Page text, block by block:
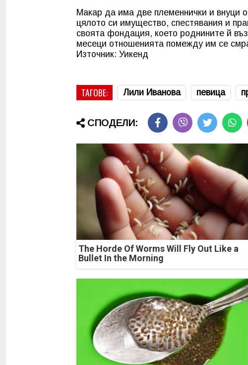
Макар да има две племеннички и внуци
цялото си имущество, спестявания и
своята фондация, което роднините й
месеци отношенията помежду им се
Източник: Уикенд
ТАГОВЕ: Лили Иванова певица
СПОДЕЛИ:
The Horde Of Worms Will Fly Out Like a
Bullet In the Morning